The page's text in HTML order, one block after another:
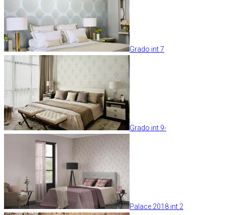
Grado int 7
Grado int 9-
Palace 2018 int 2